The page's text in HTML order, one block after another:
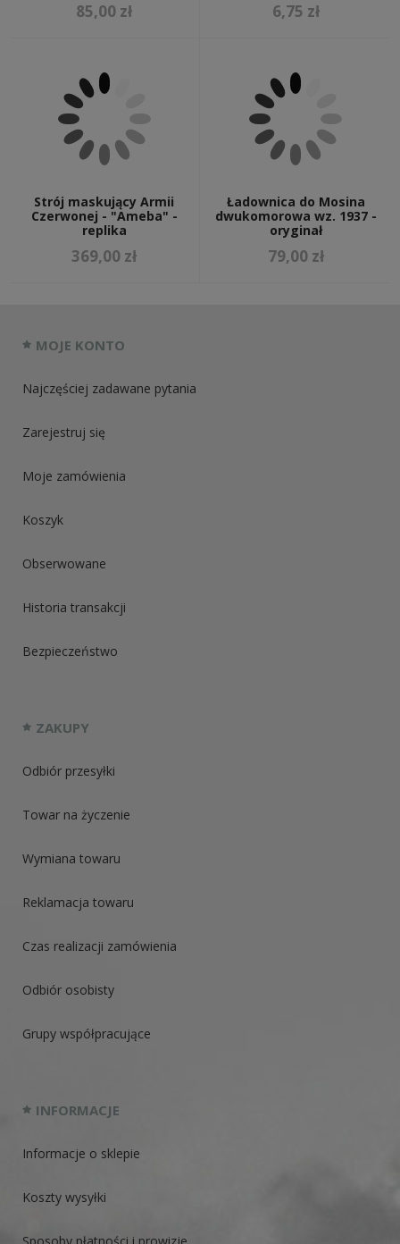
85,00 zł 6,75 zł
Strój maskujący Armii
Czerwonej - "Ameba" -
replika
369,00 zł
Ładownica do Mosina
dwukomorowa wz. 1937 -
oryginał
79,00 zł
MOJE KONTO
Najczęściej zadawane pytania
Zarejestruj się
Moje zamówienia
Koszyk
Obserwowane
Historia transakcji
Bezpieczeństwo
ZAKUPY
Odbiór przesyłki
Towar na życzenie
Wymiana towaru
Reklamacja towaru
Czas realizacji zamówienia
Odbiór osobisty
Grupy współpracujące
INFORMACJE
Informacje o sklepie
Koszty wysyłki